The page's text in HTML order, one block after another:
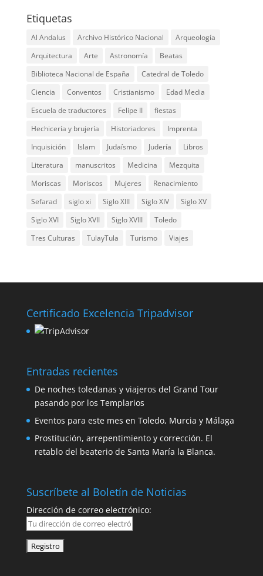
Etiquetas
Al Andalus Archivo Histórico Nacional
Arqueología
Arquitectura
Arte Astronomía
Beatas
Biblioteca Nacional de España
Catedral de Toledo
Ciencia
Conventos Cristianismo
Edad Media
Escuela de traductores
Felipe II
fiestas
Hechicería y brujería
Historiadores
Imprenta
Inquisición
Islam Judaísmo Judería
Libros
Literatura
manuscritos Medicina
Mezquita
Moriscas
Moriscos Mujeres
Renacimiento
Sefarad
siglo xi Siglo XIII Siglo XIV
Siglo XV
Siglo XVI
Siglo XVII Siglo XVIII
Toledo
Tres Culturas
TulayTula Turismo Viajes
Certificado Excelencia Tripadvisor
Entradas recientes
De noches toledanas y viajeros del Grand Tour
pasando por los Templarios
Eventos para este mes en Toledo, Murcia y Málaga
Prostitución, arrepentimiento y corrección. El
retablo del beaterio de Santa María la Blanca.
Suscríbete al Boletín de Noticias
Dirección de correo electrónico: